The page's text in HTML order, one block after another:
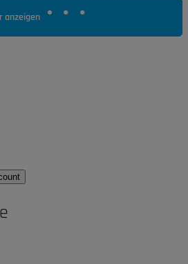
anzeigen